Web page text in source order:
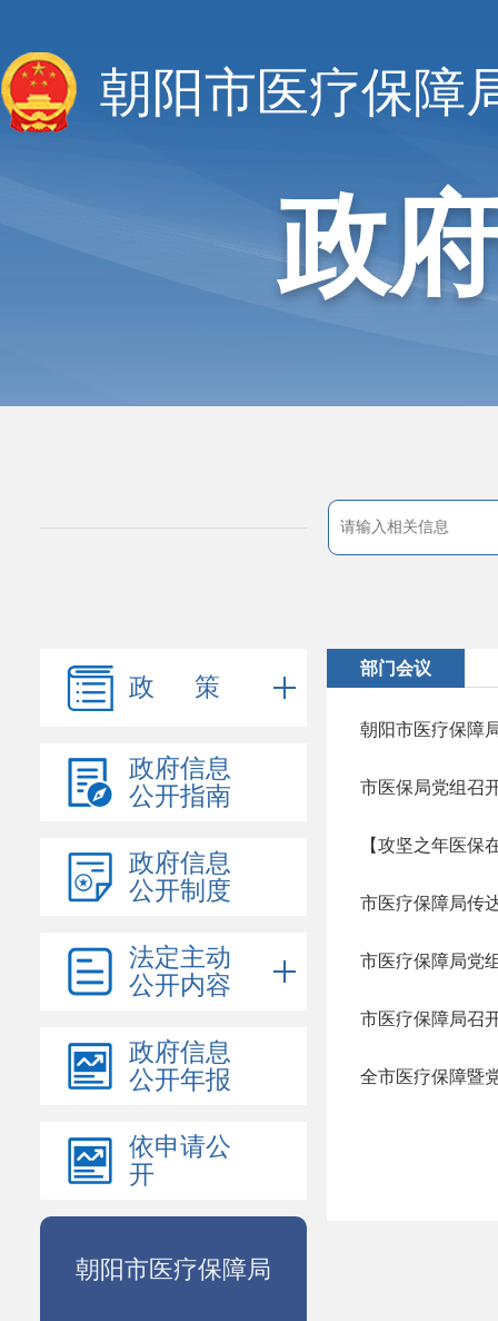
朝阳市医疗保障
政
政 策
政府信息
公开指南
政府信息
公开制度
法定主动
公开内容
政府信息
公开年报
依申请公
开
朝阳市医疗保障局
部门会议
朝阳市医疗保障
市医保局党组召
市医疗保障局传
市医疗保障局党
市医疗保障局召
全市医疗保障暨